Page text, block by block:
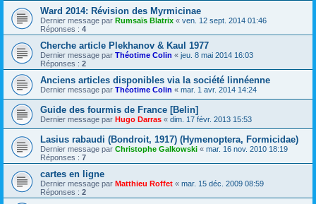
Ward 2014: Révision des Myrmicinae
Dernier message par Rumsaïs Blatrix « ven. 12 sept. 2014 01:46
Réponses : 4
Cherche article Plekhanov & Kaul 1977
Dernier message par Théotime Colin « jeu. 8 mai 2014 16:03
Réponses : 2
Anciens articles disponibles via la société linnéenne
Dernier message par Théotime Colin « mar. 1 avr. 2014 14:24
Guide des fourmis de France [Belin]
Dernier message par Hugo Darras « dim. 17 févr. 2013 15:53
Lasius rabaudi (Bondroit, 1917) (Hymenoptera, Formicidae)
Dernier message par Christophe Galkowski « mar. 16 nov. 2010 18:19
Réponses : 7
cartes en ligne
Dernier message par Matthieu Roffet « mar. 15 déc. 2009 08:59
Réponses : 2